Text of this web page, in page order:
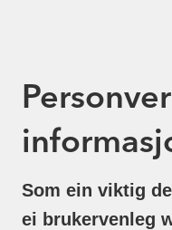
Som ein viktig
ei brukervenleg